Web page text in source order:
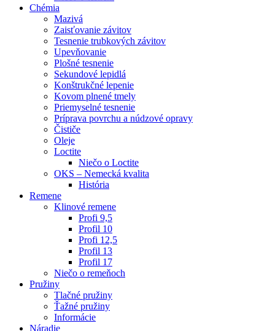
Chémia
Mazivá
Zaisťovanie závitov
Tesnenie trubkových závitov
Upevňovanie
Plošné tesnenie
Sekundové lepidlá
Konštrukčné lepenie
Kovom plnené tmely
Priemyselné tesnenie
Príprava povrchu a núdzové opravy
Čističe
Oleje
Loctite
Niečo o Loctite
OKS – Nemecká kvalita
História
Remene
Klinové remene
Profi 9,5
Profil 10
Profi 12,5
Profil 13
Profil 17
Niečo o remeňoch
Pružiny
Tlačné pružiny
Ťažné pružiny
Informácie
Náradie